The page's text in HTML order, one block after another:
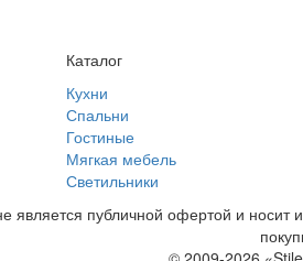
Каталог
Кухни
Спальни
Гостиные
Мягкая мебель
Светильники
публичной офертой и носит